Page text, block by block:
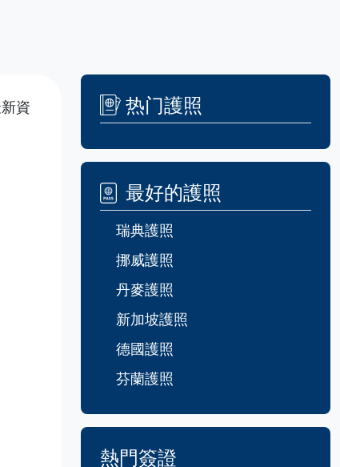
資
热门護照
最好的護照
瑞典護照
挪威護照
丹麥護照
新加坡護照
德國護照
芬蘭護照
熱門簽證